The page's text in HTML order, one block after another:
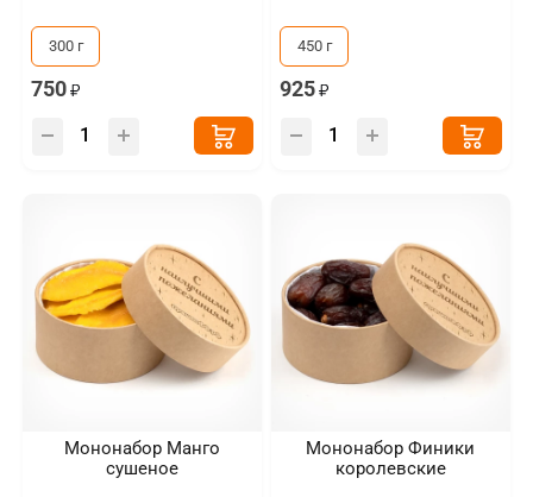
300 г
750
450 г
925
Мононабор Манго
сушеное
Мононабор Финики
королевские